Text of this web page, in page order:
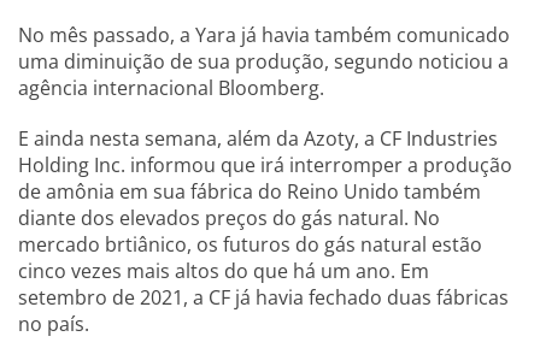
No mês passado, a Yara já havia também comunicado
uma diminuição de sua produção, segundo noticiou a
agência internacional Bloomberg.
E ainda nesta semana, além da Azoty, a CF Industries
Holding Inc. informou que irá interromper a produção
de amônia em sua fábrica do Reino Unido também
diante dos elevados preços do gás natural. No
mercado brtiânico, os futuros do gás natural estão
cinco vezes mais altos do que há um ano. Em
setembro de 2021, a CF já havia fechado duas fábricas
no país.